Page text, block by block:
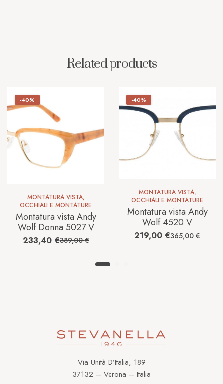
Related products
-40%
MONTATURA VISTA,
OCCHIALI E MONTATURE
Montatura vista Andy
Wolf Donna 5027 V
389,00€
233,40 €
-40%
MONTATURA VISTA,
OCCHIALI E MONTATURE
Montatura vista Andy
Wolf 4520 V
365,00€
219,00 €
Via Unità D’Italia, 189
37132 – Verona – Italia